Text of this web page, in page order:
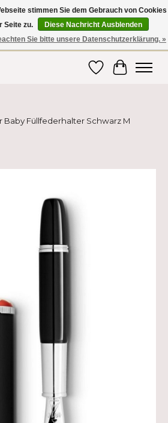
im Bereich Schule, Büro, Papier,
Sie Ihre Bestellung bequem nach
Wunschzettel
Ihr
Baby Füllfederhalter Schwarz M
stimmen Sie dem Gebrauch von Cookies
Seite zu.
Diese Nachricht Ausblenden
Sie bitte unsere Datenschutzerklärung. »